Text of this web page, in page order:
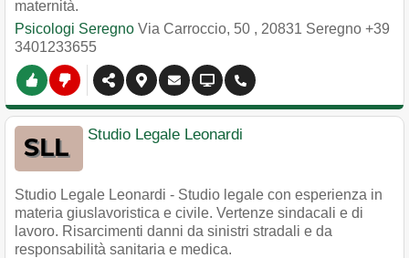
maternità.
Psicologi Seregno Via Carroccio, 50 , 20831 Seregno +39
3401233655
Studio Legale Leonardi
Studio Legale Leonardi - Studio legale con esperienza in
materia giuslavoristica e civile. Vertenze sindacali e di
lavoro. Risarcimenti danni da sinistri stradali e da
responsabilità sanitaria e medica.